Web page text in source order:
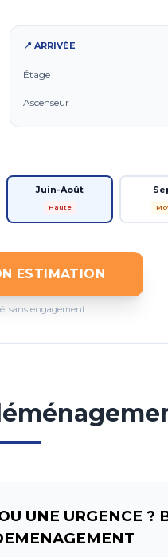
📍 ARRIVÉE
Étage
Ascenseur
Juin-Août
Haute
ESTIMATION
sans engagement
UNE URGENCE ?